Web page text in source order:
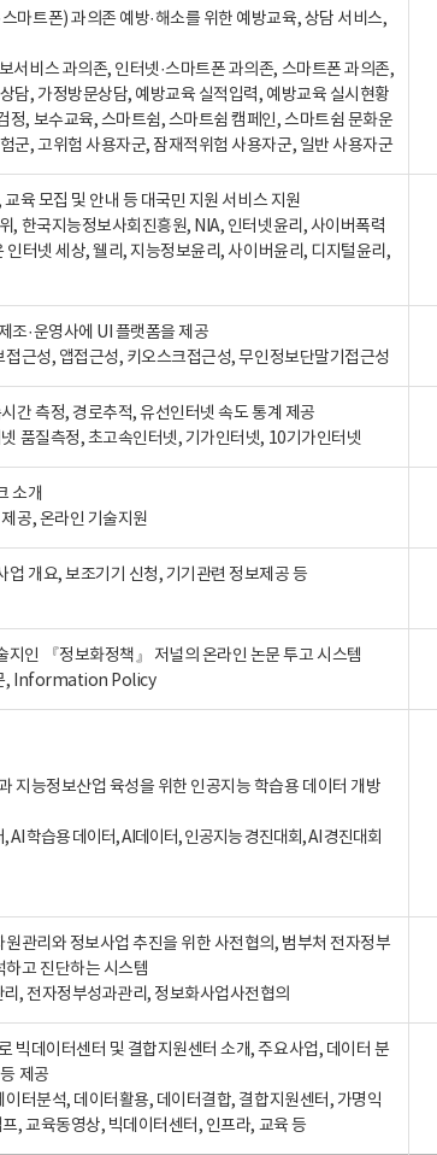
마트폰) 과의존 예방·해소를 위한 예방교육, 상담 서비스,
서비스 과의존, 인터넷·스마트폰 과의존, 스마트폰 과의존,
담, 가정방문상담, 예방교육 실적입력, 예방교육 실시현황
정, 보수교육, 스마트쉼, 스마트쉼 캠페인, 스마트쉼 문화운
군, 고위험 사용자군, 잠재적위험 사용자군, 일반 사용자군
육 모집 및 안내 등 대국민 지원 서비스 지원
, 한국지능정보사회진흥원, NIA, 인터넷윤리, 사이버폭력
터넷 세상, 웰리, 지능정보윤리, 사이버윤리, 디지털윤리,
조·운영사에 UI 플랫폼을 제공
근성, 앱접근성, 키오스크접근성, 무인정보단말기접근성
간 측정, 경로추적, 유선인터넷 속도 통계 제공
품질측정, 초고속인터넷, 기가인터넷, 10기가인터넷
소개
공, 온라인 기술지원
업 개요, 보조기기 신청, 기기관련 정보제공 등
지인 『정보화정책』 저널의 온라인 논문 투고 시스템
, Information Policy
지능정보산업 육성을 위한 인공지능 학습용 데이터 개방
AI 학습용 데이터, AI데이터, 인공지능 경진대회, AI 경진대회
관리와 정보사업 추진을 위한 사전협의, 범부처 전자정부
고 진단하는 시스템
, 전자정부성과관리, 정보화사업사전협의
빅데이터센터 및 결합지원센터 소개, 주요사업, 데이터 분
제공
터분석, 데이터활용, 데이터결합, 결합지원센터, 가명익
, 교육동영상, 빅데이터센터, 인프라, 교육 등